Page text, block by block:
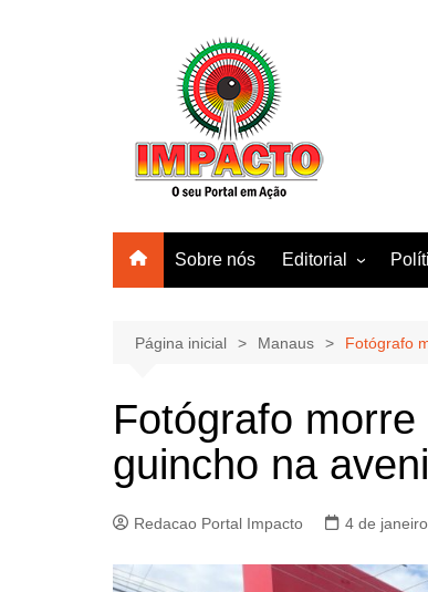
Sobre nós Editorial
Manaus
Mundo
Página inicial Manaus Fotógrafo
Fotógrafo
guincho na
Redacao Portal Impacto 4 de